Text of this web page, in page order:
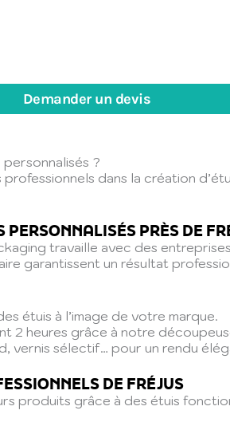
Demander un devis
personnalisés ?
dans la création
PRÈS DE
travaille avec des
garantissent un résultat
étuis à l’image de votre marque.
2 heures grâce à notre
vernis sélectif… pour un rendu
DE FRÉJUS
produits grâce à des étuis